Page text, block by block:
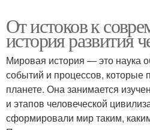
От истоков к
история развития
Мировая история — это наука
событий и процессов,
планете. Она занимается
и этапов человеческой
сформировали мир таким,